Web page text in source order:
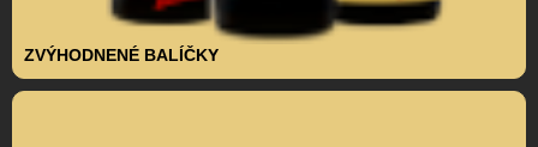
ZVÝHODNENÉ BALÍČKY